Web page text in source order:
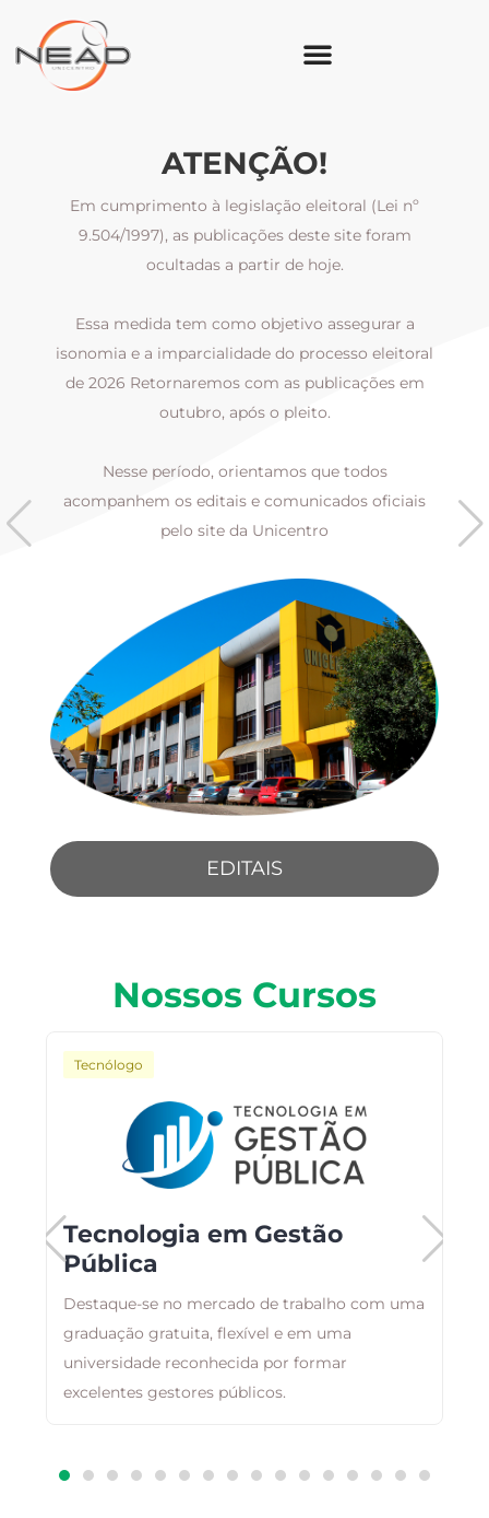
ATENÇÃO!
Em cumprimento à legislação eleitoral (Lei nº
9.504/1997), as publicações deste site foram
ocultadas a partir de hoje.
Essa medida tem como objetivo assegurar a
isonomia e a imparcialidade do processo eleitoral
de 2026 Retornaremos com as publicações em
outubro, após o pleito.
Nesse período, orientamos que todos
acompanhem os editais e comunicados oficiais
pelo site da Unicentro
EDITAIS
Nossos Cursos
Tecnólogo
Tecnologia em Gestão
Pública
Destaque-se no mercado de trabalho com uma
graduação gratuita, flexível e em uma
universidade reconhecida por formar
excelentes gestores públicos.